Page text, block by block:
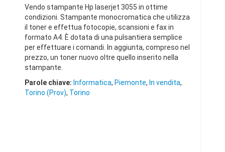
Vendo stampante Hp laserjet 3055 in ottime
condizioni. Stampante monocromatica che utilizza
il toner e effettua fotocopie, scansioni e fax in
formato A4. È dotata di una pulsantiera semplice
per effettuare i comandi. In aggiunta, compreso nel
prezzo, un toner nuovo oltre quello inserito nella
stampante.
Parole chiave: Informatica, Piemonte, In vendita,
Torino (Prov), Torino